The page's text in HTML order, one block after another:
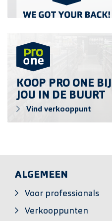
KOOP PRO ONE BIJ
JOU IN DE BUURT
Vind verkooppunt
ALGEMEEN
Voor professionals
Verkooppunten